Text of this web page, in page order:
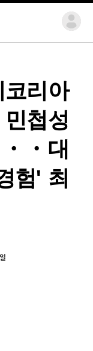
리아
첩성
・대
험' 최